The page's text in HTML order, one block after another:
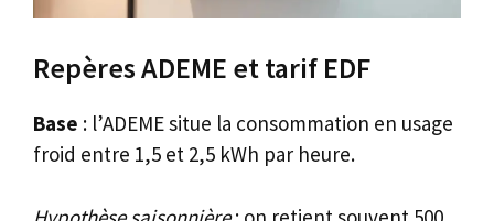
Repères ADEME et tarif EDF
Base : l’ADEME situe la consommation en usage
froid entre 1,5 et 2,5 kWh par heure.